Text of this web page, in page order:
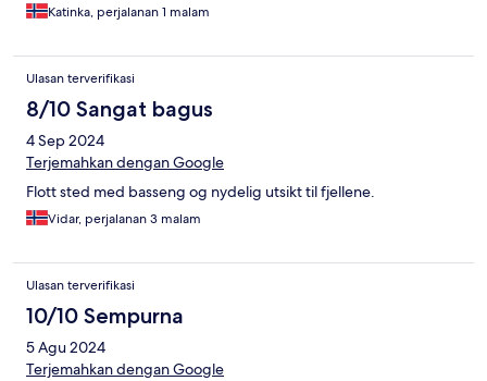
Katinka, perjalanan 1 malam
Ulasan terverifikasi
8/10 Sangat bagus
4 Sep 2024
Terjemahkan dengan Google
Flott sted med basseng og nydelig utsikt til fjellene.
Vidar, perjalanan 3 malam
Ulasan terverifikasi
10/10 Sempurna
5 Agu 2024
Terjemahkan dengan Google